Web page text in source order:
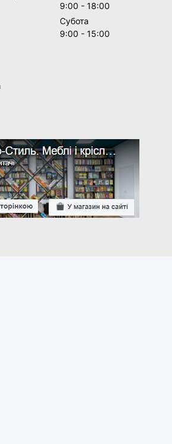
9:00 - 18:00
Субота
9:00 - 15:00